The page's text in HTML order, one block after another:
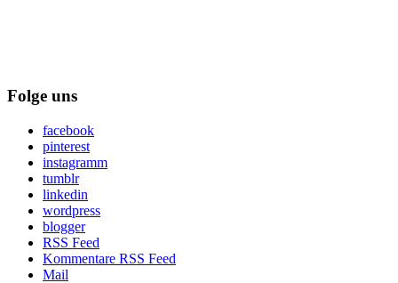
Folge uns
facebook
pinterest
instagramm
tumblr
linkedin
wordpress
blogger
RSS Feed
Kommentare RSS Feed
Mail